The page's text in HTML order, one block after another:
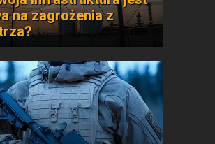
na zagrożenia z